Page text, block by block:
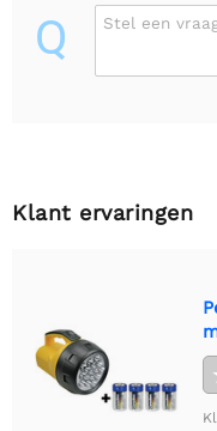
Q Stel een
Klant ervaringen